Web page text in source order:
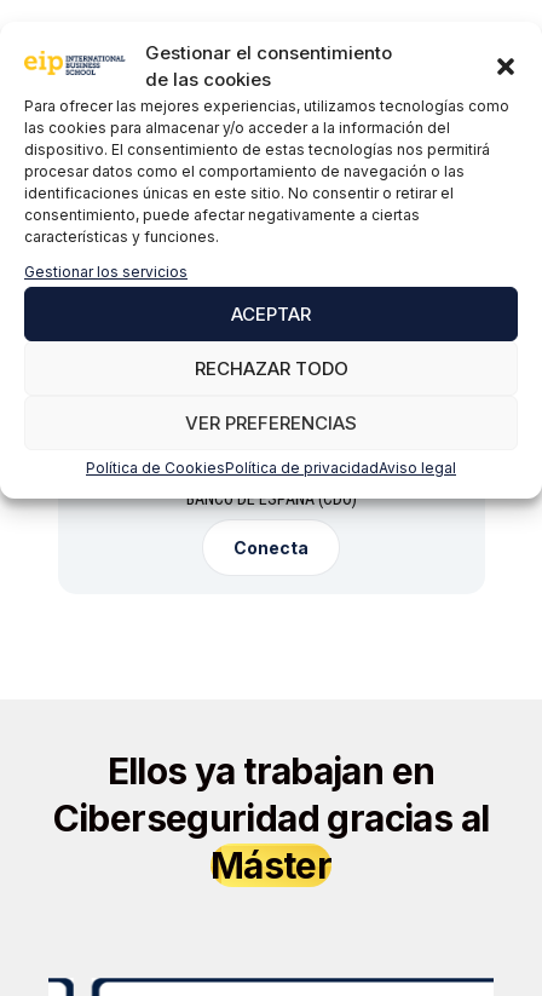
Gestionar el consentimiento
de las cookies
Para ofrecer las mejores experiencias, utilizamos tecnologías como
las cookies para almacenar y/o acceder a la información del
dispositivo. El consentimiento de estas tecnologías nos permitirá
procesar datos como el comportamiento de navegación o las
identificaciones únicas en este sitio. No consentir o retirar el
consentimiento, puede afectar negativamente a ciertas
características y funciones.
Gestionar los servicios
ACEPTAR
RECHAZAR TODO
VER PREFERENCIAS
Política de CookiesPolítica de privacidadAviso legal
Aprende de quienes trabajan
en elsectorhoy
Director de Cátedra
Sergio Padilla
BANCO DE ESPAÑA (CDO)
Conecta
Ellos ya trabajan en
Ciberseguridad gracias al
Máster